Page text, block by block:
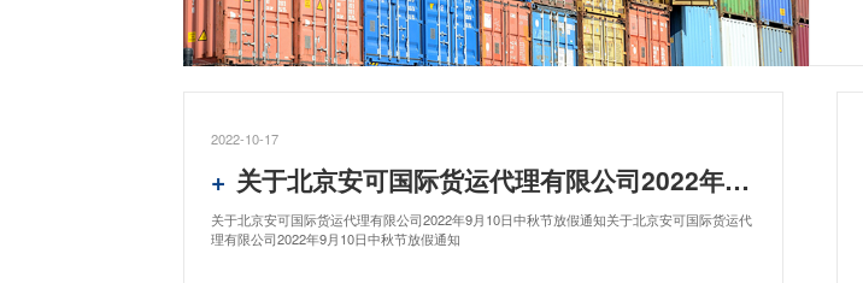
2022-10-17
关于北京安可国际货运代理有限公司2022年9月10日中秋节放假通知
关于北京安可国际货运代理有限公司2022年9月10日中秋节放假通知关于北京安可国际货运代
理有限公司2022年9月10日中秋节放假通知